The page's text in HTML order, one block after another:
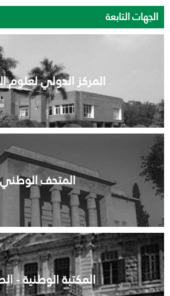
الجهات التابعة
المركز الدولي لعلوم
المتحف الوطني
المكتبة الوطنية -